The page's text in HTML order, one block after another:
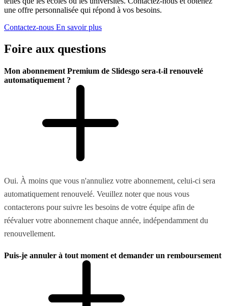
une offre personnalisée qui répond à vos besoins.
Contactez-nous En savoir plus
Foire aux questions
Mon abonnement Premium de Slidesgo sera-t-il renouvelé
automatiquement ?
Oui. À moins que vous n'annuliez votre abonnement, celui-ci sera
automatiquement renouvelé. Veuillez noter que nous vous
contacterons pour suivre les besoins de votre équipe afin de
réévaluer votre abonnement chaque année, indépendamment du
renouvellement.
Puis-je annuler à tout moment et demander un remboursement